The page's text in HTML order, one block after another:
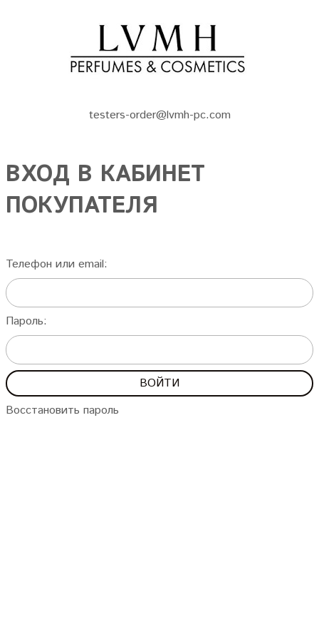
testers-order@lvmh-pc.com
ВХОД В КАБИНЕТ
ПОКУПАТЕЛЯ
Телефон или email:
Пароль:
Восстановить пароль